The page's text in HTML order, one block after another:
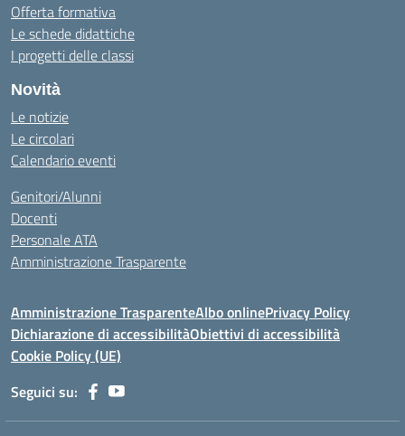
Offerta formativa
Le schede didattiche
I progetti delle classi
Novità
Le notizie
Le circolari
Calendario eventi
Genitori/Alunni
Docenti
Personale ATA
Amministrazione Trasparente
Amministrazione TrasparenteAlbo onlinePrivacy Policy
Dichiarazione di accessibilitàObiettivi di accessibilità
Cookie Policy (UE)
Seguici su: